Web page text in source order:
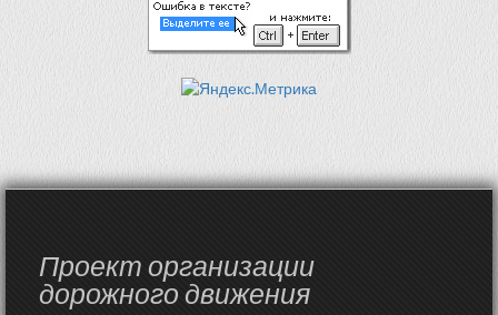
Проект организации
дорожного движения